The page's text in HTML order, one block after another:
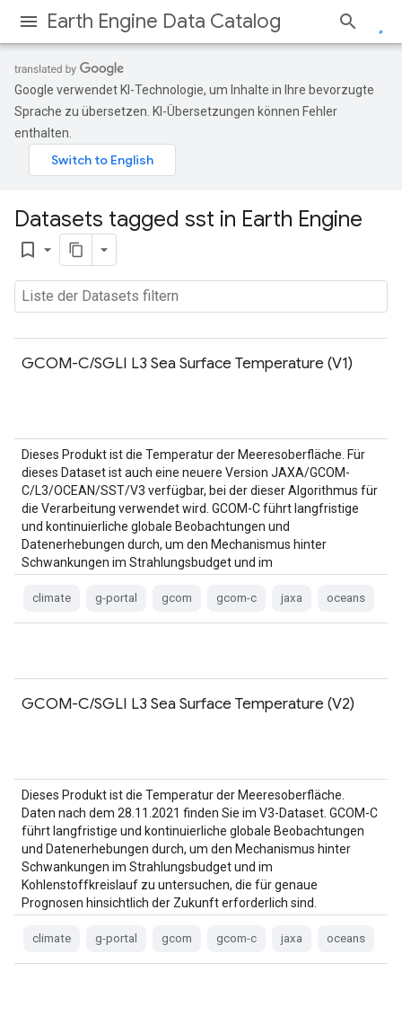
Earth Engine Data Catalog
Google verwendet KI-Technologie, um Inhalte in Ihre bevorzugte
Sprache zu übersetzen. KI-Übersetzungen können Fehler
enthalten.
Datasets tagged sst in Earth Engine
bookmark_border
GCOM-C/SGLI L3 Sea Surface Temperature (V1)
Dieses Produkt ist die Temperatur der Meeresoberfläche. Für
dieses Dataset ist auch eine neuere Version JAXA/GCOM-
C/L3/OCEAN/SST/V3 verfügbar, bei der dieser Algorithmus für
die Verarbeitung verwendet wird. GCOM-C führt langfristige
und kontinuierliche globale Beobachtungen und
Datenerhebungen durch, um den Mechanismus hinter
Schwankungen im Strahlungsbudget und im
climate g-portal gcom gcom-c jaxa oceans
GCOM-C/SGLI L3 Sea Surface Temperature (V2)
Dieses Produkt ist die Temperatur der Meeresoberfläche.
Daten nach dem 28.11.2021 finden Sie im V3-Dataset. GCOM-C
führt langfristige und kontinuierliche globale Beobachtungen
und Datenerhebungen durch, um den Mechanismus hinter
Schwankungen im Strahlungsbudget und im
Kohlenstoffkreislauf zu untersuchen, die für genaue
Prognosen hinsichtlich der Zukunft erforderlich sind.
climate g-portal gcom gcom-c jaxa oceans